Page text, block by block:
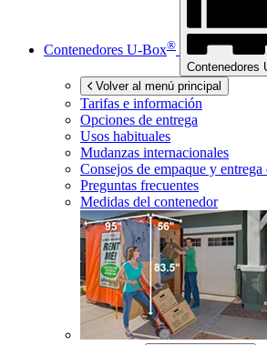
Contenedores U-Box®
Contenedores
Volver al menú principal
Tarifas e información
Opciones de entrega
Usos habituales
Mudanzas internacionales
Consejos de empaque y entrega
Preguntas frecuentes
Medidas del contenedor